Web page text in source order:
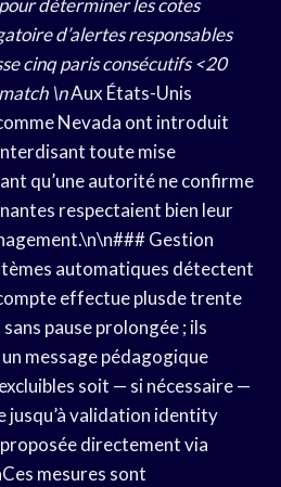
déterminer les cotes
d’alertes responsables
cinq paris consécutifs <20
\nAux États-Unis
Nevada ont introduit
toute mise
qu’une autorité ne confirme
respectaient bien leur
Gestion
automatiques détectent
effectue plusde trente
pause prolongée ; ils
message pédagogique
soit — si nécessaire —
jusqu’à validation identity
directement via
mesures sont